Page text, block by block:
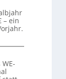
– ein